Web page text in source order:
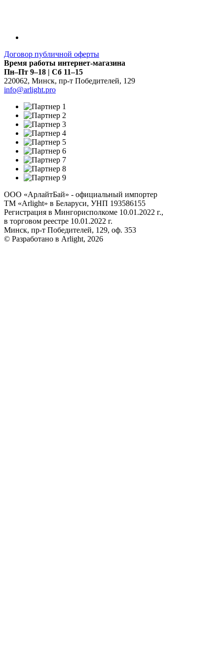
Договор публичной оферты
Время работы интернет-магазина
Пн–Пт 9–18 | Сб 11–15
220062, Минск, пр-т Победителей, 129
info@arlight.pro
ООО «АрлайтБай» - официальный импортер
ТМ «Arlight» в Беларуси, УНП 193586155
Регистрация в Мингорисполкоме 10.01.2022 г.,
в торговом реестре 10.01.2022 г.
Минск, пр-т Победителей, 129, оф. 353
© Разработано в Arlight, 2026